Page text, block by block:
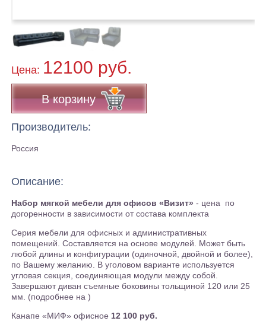
Цена: 12100 руб.
В корзину
Производитель:
Россия
Описание:
Набор мягкой мебели для офисов «Визит» - цена по
догоренности в зависимости от состава комплекта
Серия мебели для офисных и административных
помещений. Составляется на основе модулей. Может быть
любой длины и конфигурации (одиночной, двойной и более),
по Вашему желанию. В уголовом варианте используется
угловая секция, соединяющая модули между собой.
Завершают диван съемные боковины тольщиной 120 или 25
мм. (подробнее на )
Канапе «МИФ» офисное 12 100 руб.